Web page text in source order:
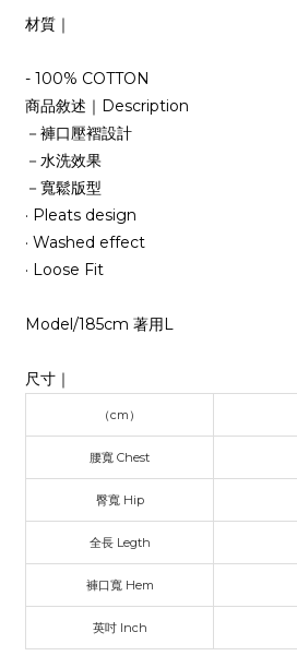
材質｜
- 100% COTTON
商品敘述｜Description
－褲口壓褶設計
－水洗效果
－寬鬆版型
· Pleats design
· Washed effect
· Loose Fit
Model/185cm 著用L
尺寸｜
（cm）
腰寬 Chest
臀寬 Hip
全長 Legth
褲口寬 Hem
英吋 Inch